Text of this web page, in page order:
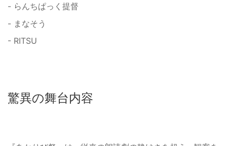
- らんちぱっく提督
- まなそう
- RITSU
驚異の舞台内容